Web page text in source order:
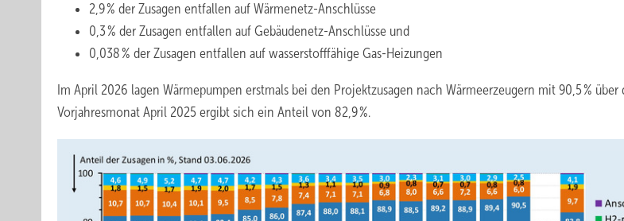
2,9 % der Zusagen entfallen auf Wärmenetz-Anschlüsse
0,3 % der Zusagen entfallen auf Gebäudenetz-Anschlüsse und
0,038 % der Zusagen entfallen auf wasserstofffähige Gas-Heizungen
Im April 2026 lagen Wärmepumpen erstmals bei den Projektzusagen nach Wärmeerzeugern mit 90,5 % über
Vorjahresmonat April 2025 ergibt sich ein Anteil von 82,9 %.